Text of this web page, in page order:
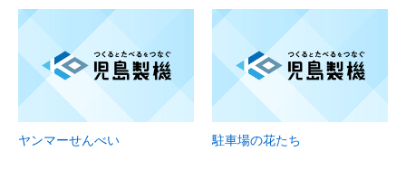
ヤンマーせんべい 駐車場の花たち